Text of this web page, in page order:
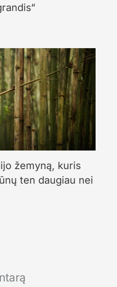
žemyną, kuris
ten daugiau nei